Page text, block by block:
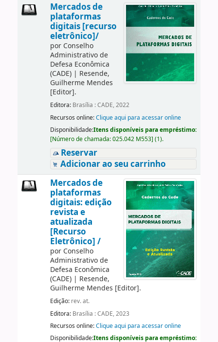
Mercados de
plataformas
digitais [recurso
eletrônico]/
por Conselho
Administrativo de
Defesa Econômica
(CADE)| Resende,
Guilherme Mendes
[Editor].
Editora: Brasília : CADE, 2022
Recursos online:Clique aqui para acessar online
Disponibilidade:Itens disponíveis para empréstimo:
[Número de chamada:025.042 M553] (1).
Reservar
Adicionar ao seu carrinho
Mercados de
plataformas
digitais: edição
revista e
atualizada
[Recurso
Eletrônico] /
por Conselho
Administrativo de
Defesa Econômica
(CADE)| Resende,
Guilherme Mendes [Editor].
Edição: rev. at.
Editora: Brasília : CADE, 2023
Recursos online:Clique aqui para acessar online
Disponibilidade:Itens disponíveis para empréstimo: